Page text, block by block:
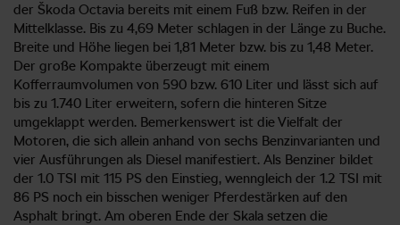
der Škoda Octavia bereits mit einem Fuß bzw. Reifen in der
Mittelklasse. Bis zu 4,69 Meter schlagen in der Länge zu Buche.
Breite und Höhe liegen bei 1,81 Meter bzw. bis zu 1,48 Meter.
Der große Kompakte überzeugt mit einem
Kofferraumvolumen von 590 bzw. 610 Liter und lässt sich auf
bis zu 1.740 Liter erweitern, sofern die hinteren Sitze
umgeklappt werden. Bemerkenswert ist die Vielfalt der
Motoren, die sich allein anhand von sechs Benzinvarianten und
vier Ausführungen als Diesel manifestiert. Als Benziner bildet
der 1.0 TSI mit 115 PS den Einstieg, wenngleich der 1.2 TSI mit
86 PS noch ein bisschen weniger Pferdestärken auf den
Asphalt bringt. Am oberen Ende der Skala setzen die